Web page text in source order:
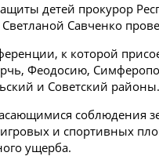
детей прокурор
Савченко
к которой
Феодосию,
и Советский районы.
соблюдения
игровых и спортивных
ущерба.